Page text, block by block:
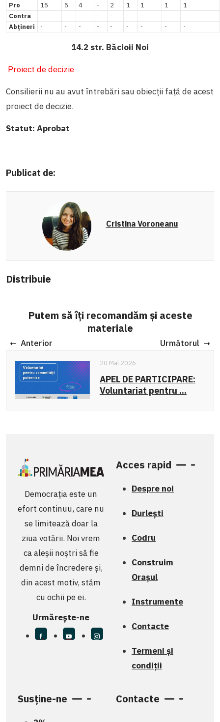
Pro 15 5 4 - 2 1 1 1
1
Contra
- - - - - - - -
-
Abțineri
- - - - - - - - -
14.2 str. Băcioii Noi
Proiect de decizie
Consilierii nu au avut întrebări sau obiecții față de acest
proiect de decizie.
Statut: Aprobat
Publicat de:
Cristina Voroneanu
Distribuie
Putem să îți recomandăm și aceste
materiale
Anterior Următorul
20 Mai 2026
APEL DE PARTICIPARE:
Voluntariat pentru ...
Democrația este un
efort continuu, care nu
se limitează doar la
ziua votării. Noi vrem
ca aleșii noștri să fie
demni de încredere și,
din acest motiv, stăm
cu ochii pe ei.
Urmărește-ne
Acces rapid
Despre noi
Durlești
Codru
Construim
Orașul
Instrumente
Contacte
Termeni și
condiții
Susține-ne Contacte